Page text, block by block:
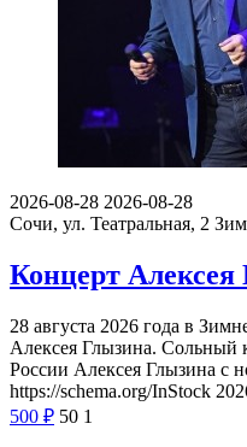
2026-08-28 2026-08-28
Сочи, ул. Театральная, 2
Концерт Алексея
28 августа 2026 года в
Алексея Глызина. Сольный
России Алексея Глызина с
https://schema.org/InStock
500 ₽ 50 1